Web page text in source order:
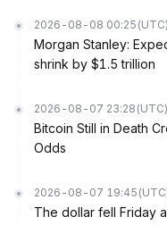
2026-08-08 00:25 (UTC)
Morgan Stanley:
shrink by $1.5 trillion
2026-08-07 23:28 (UTC)
Bitcoin Still in Death
Odds
2026-08-07 19:45
The dollar fell Friday